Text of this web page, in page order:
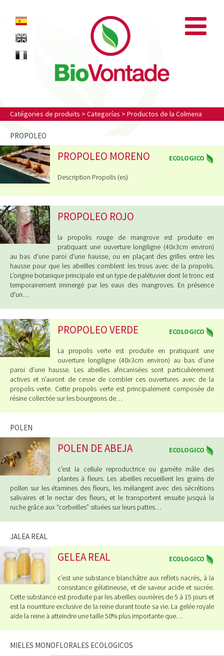
Biovontade
ES
EN
FR
Catégories de produits > Categorías > Productos de la Colmena
PROPOLEO
PROPOLEO MORENO ECOLOGICO
Description Propolis (es)
PROPOLEO ROJO
la propolis rouge de mangrove est produite en
pratiquant une ouverture longiligne (40x3cm environ)
au bas d’une paroi d’une hausse, ou en plaçant des grilles entre les
hausse pour que les abeilles comblent les trous avec de la propolis.
L’origine botanique principale est un type de palétuvier dont le tronc est
temporairement immergé par les eaux des mangroves. En présence
d'un…
PROPOLEO VERDE ECOLOGICO
La propolis verte est produite en pratiquant une
ouverture longiligne (40x3cm environ) au bas d’une
paroi d’une hausse. Les abeilles africanisées sont particulièrement
actives et n’auront de cesse de combler ces ouvertures avec de la
propolis verte. Cette propolis verte est principalement composée de
résine collectée sur les bourgeons de…
POLEN
POLEN DE ABEJA ECOLOGICO
c'est la cellule reproductrice ou gamète mâle des
plantes à fleurs. Les abeilles recueillent les grains de
pollen sur les étamines des fleurs, les mélangent avec des sécrétions
salivaires et le nectar des fleurs, et le transportent ensuite jusquà la
ruche grâce aux “corbeilles” situées sur leurs pattes…
JALEA REAL
GELEA REAL ECOLOGICO
c’est une substance blanchâtre aux reflets nacrés, à la
consistance gélatineuse, et de saveur acide et sucrée.
Cette substance est produite par les abeilles ouvrières de 5 à 15 jours et
est la nourriture exclusive de la reine durant toute sa vie. La gelée royale
aide la reine à atteindre une taille 50% plus importante que…
MIELES MONOFLORALES ECOLOGICOS